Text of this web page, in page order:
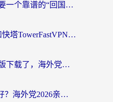
在海外漂泊的你，需要一个靠谱的“回国机场”
MalusVPN好用吗？和快塔TowerFastVPN对比哪个回国效果更好？海外党亲测实用指南
别再搜 vpn 安卓破解版下载了，海外党回国上网的正确姿势在这里
ChickCN和西游哪个好？海外党2026亲测回国加速器选择指南（附expressvpn中国对比）